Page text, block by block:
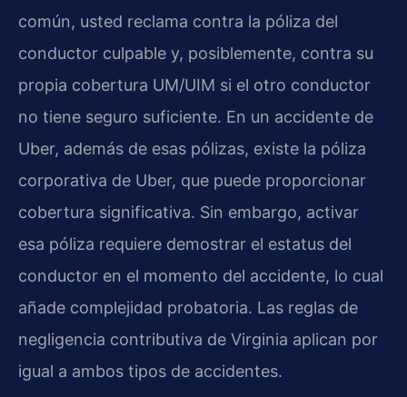
común, usted reclama contra la póliza del
conductor culpable y, posiblemente, contra su
propia cobertura UM/UIM si el otro conductor
no tiene seguro suficiente. En un accidente de
Uber, además de esas pólizas, existe la póliza
corporativa de Uber, que puede proporcionar
cobertura significativa. Sin embargo, activar
esa póliza requiere demostrar el estatus del
conductor en el momento del accidente, lo cual
añade complejidad probatoria. Las reglas de
negligencia contributiva de Virginia aplican por
igual a ambos tipos de accidentes.